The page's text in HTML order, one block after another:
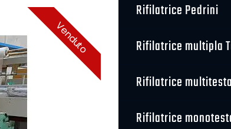
Venduto
Rifilatrice Pedrini
Rifilatrice multipla
Rifilatrice
Rifilatrice